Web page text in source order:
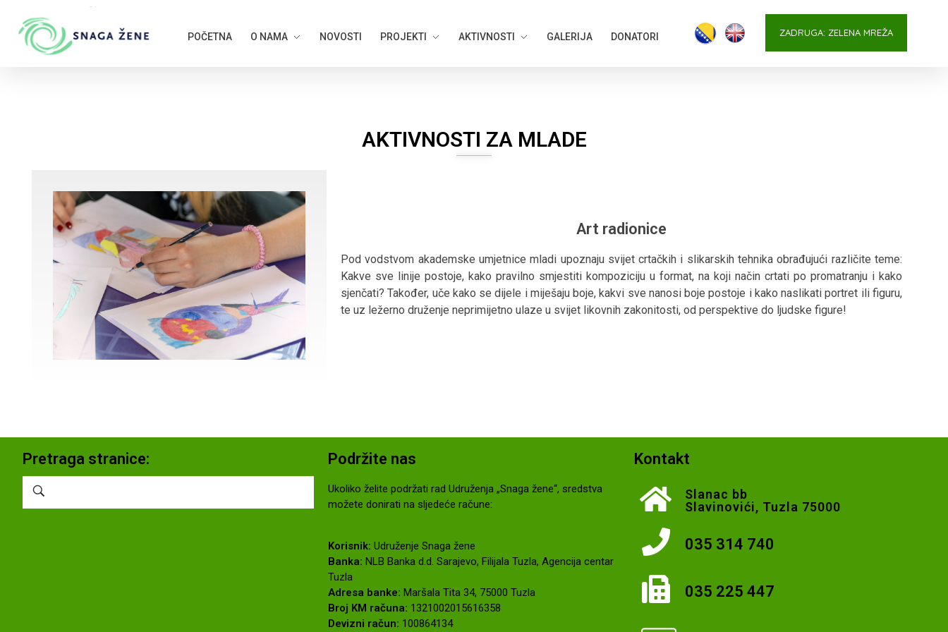
POČETNA O NAMA NOVOSTI PROJEKTI AKTIVNOSTI GALERIJA DONATORI ZADRUGA: ZELENA MREŽA
AKTIVNOSTI ZA MLADE
Art radionice
Pod vodstvom akademske umjetnice mladi upoznaju svijet crtačkih i slikarskih tehnika obrađujući različite teme:
Kakve sve linije postoje, kako pravilno smjestiti kompoziciju u format, na koji način crtati po promatranju i kako
sjenčati? Također, uče kako se dijele i miješaju boje, kakvi sve nanosi boje postoje i kako naslikati portret ili figuru,
te uz ležerno druženje neprimijetno ulaze u svijet likovnih zakonitosti, od perspektive do ljudske figure!
Pretraga stranice: Podržite nas
Ukoliko želite podržati rad Udruženja „Snaga žene“, sredstva
možete donirati na sljedeće račune:
Korisnik: Udruženje Snaga žene
Banka: NLB Banka d.d. Sarajevo, Filijala Tuzla, Agencija centar
Tuzla
Adresa banke: Maršala Tita 34, 75000 Tuzla
Broj KM računa: 1321002015616358
Devizni račun: 100864134
Kontakt
Slanac bb
Slavinovići, Tuzla 75000
035 314 740
035 225 447